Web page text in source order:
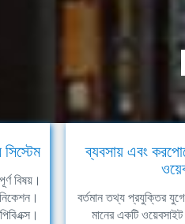
বিষয়।
ব্যবসায় এবং
বর্তমান তথ্য প্রযুক্তির
মানের একটি